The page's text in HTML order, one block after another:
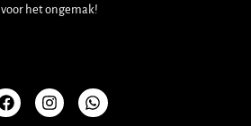
voor het ongemak!
a
c
e
n
s
t
h
a
t